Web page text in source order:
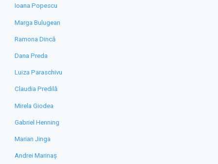
Ioana Popescu
Marga Bulugean
Ramona Dincă
Dana Preda
Luiza Paraschivu
Claudia Predilă
Mirela Giodea
Gabriel Henning
Marian Jinga
Andrei Marinaș